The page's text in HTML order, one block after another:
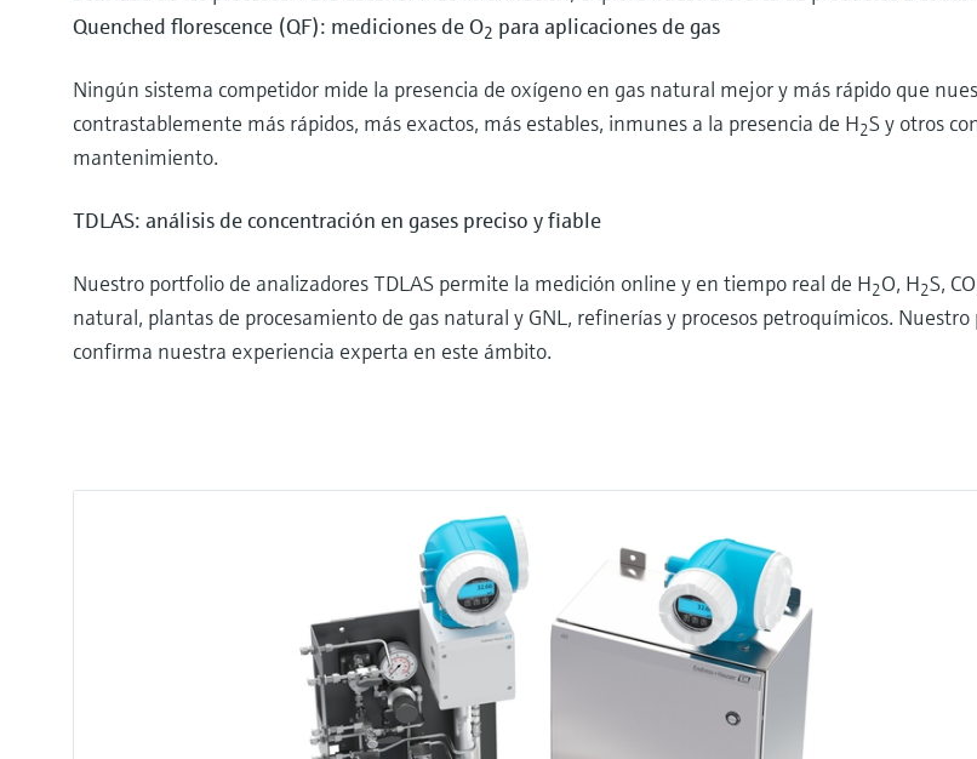
Quenched florescence (QF): mediciones de O2 para aplicaciones de gas
Ningún sistema competidor mide la presencia de oxígeno en gas natural mejor y más rápido que
contrastablemente más rápidos, más exactos, más estables, inmunes a la presencia de H2S y otros
mantenimiento.
TDLAS: análisis de concentración en gases preciso y fiable
Nuestro portfolio de analizadores TDLAS permite la medición online y en tiempo real de H2O, H2S, CO
natural, plantas de procesamiento de gas natural y GNL, refinerías y procesos petroquímicos.
confirma nuestra experiencia experta en este ámbito.